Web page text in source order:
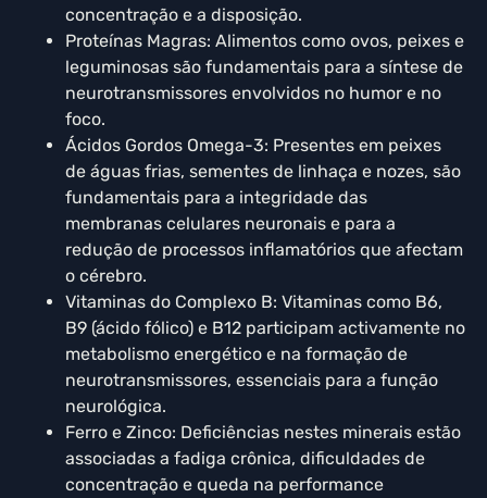
concentração e a disposição.
Proteínas Magras: Alimentos como ovos, peixes e
leguminosas são fundamentais para a síntese de
neurotransmissores envolvidos no humor e no
foco.
Ácidos Gordos Omega-3: Presentes em peixes
de águas frias, sementes de linhaça e nozes, são
fundamentais para a integridade das
membranas celulares neuronais e para a
redução de processos inflamatórios que afectam
o cérebro.
Vitaminas do Complexo B: Vitaminas como B6,
B9 (ácido fólico) e B12 participam activamente no
metabolismo energético e na formação de
neurotransmissores, essenciais para a função
neurológica.
Ferro e Zinco: Deficiências nestes minerais estão
associadas a fadiga crônica, dificuldades de
concentração e queda na performance